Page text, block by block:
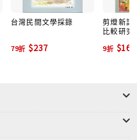
台灣民間文學採錄
79折 $237
剪燈新話
比較研究
9折 $166